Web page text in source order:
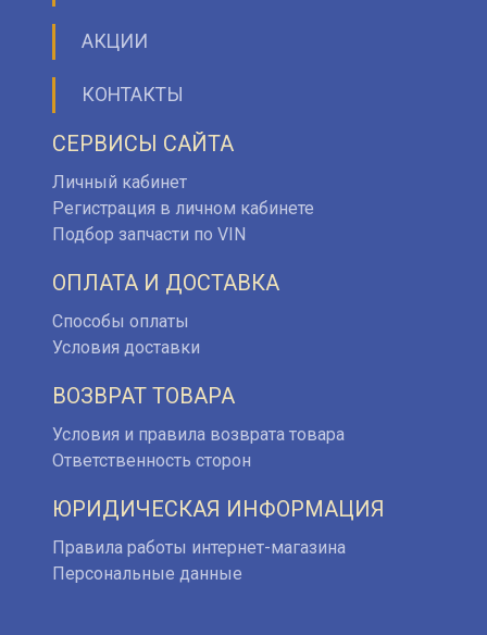
АКЦИИ
КОНТАКТЫ
СЕРВИСЫ САЙТА
Личный кабинет
Регистрация в личном кабинете
Подбор запчасти по VIN
ОПЛАТА И ДОСТАВКА
Способы оплаты
Условия доставки
ВОЗВРАТ ТОВАРА
Условия и правила возврата товара
Ответственность сторон
ЮРИДИЧЕСКАЯ ИНФОРМАЦИЯ
Правила работы интернет-магазина
Персональные данные